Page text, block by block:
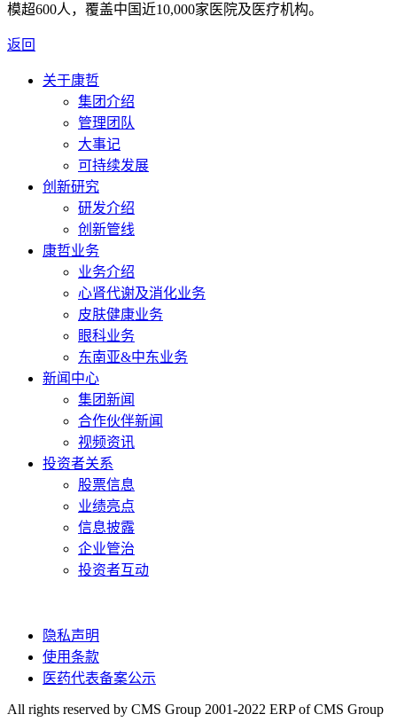
模超600人，覆盖中国近10,000家医院及医疗机构。
返回
关于康哲
集团介绍
管理团队
大事记
可持续发展
创新研究
研发介绍
创新管线
康哲业务
业务介绍
心肾代谢及消化业务
皮肤健康业务
眼科业务
东南亚&中东业务
新闻中心
集团新闻
合作伙伴新闻
视频资讯
投资者关系
股票信息
业绩亮点
信息披露
企业管治
投资者互动
隐私声明
使用条款
医药代表备案公示
All rights reserved by CMS Group 2001-2022 ERP of CMS Group